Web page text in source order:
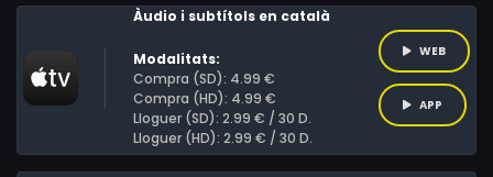
avergonyit i culpable, però també incapaç d'admetre
que es va equivocar. La relació entre tots dos està
trencada i és un caos, i les decisions del passat tindran
conseqüències irreversibles.
Àudio i subtítols en català
Modalitats:
Compra (SD): 4.99 €
Compra (HD): 4.99 €
Lloguer (SD): 2.99 € / 30 D.
Lloguer (HD): 2.99 € / 30 D.
WEB
APP